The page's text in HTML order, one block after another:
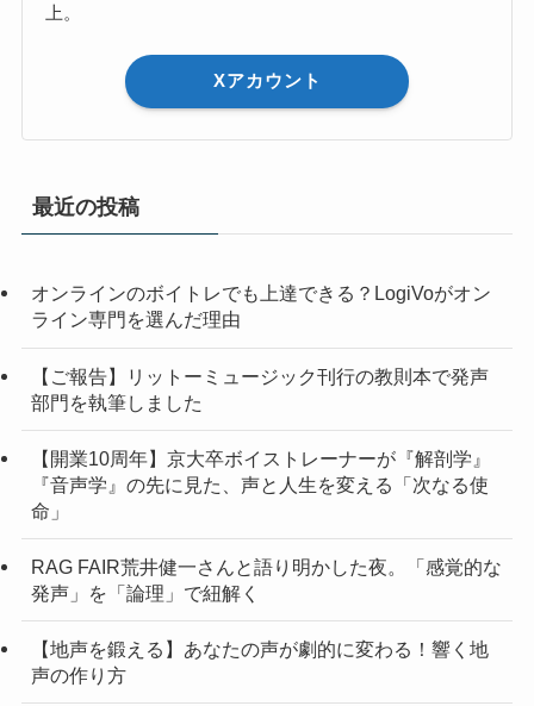
上。
Xアカウント
最近の投稿
オンラインのボイトレでも上達できる？LogiVoがオン
ライン専門を選んだ理由
【ご報告】リットーミュージック刊行の教則本で発声
部門を執筆しました
【開業10周年】京大卒ボイストレーナーが『解剖学』
『音声学』の先に見た、声と人生を変える「次なる使
命」
RAG FAIR荒井健一さんと語り明かした夜。「感覚的な
発声」を「論理」で紐解く
【地声を鍛える】あなたの声が劇的に変わる！響く地
声の作り方